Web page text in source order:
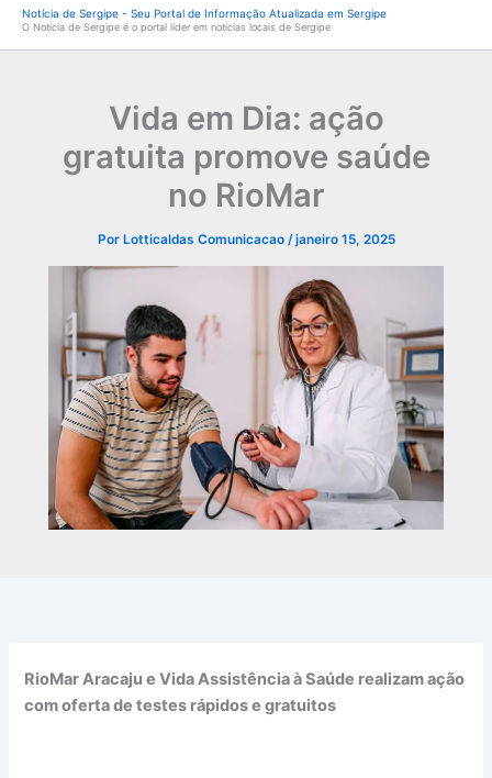
Notícia de Sergipe - Seu Portal de Informação Atualizada em Sergipe
O Notícia de Sergipe é o portal líder em notícias locais de Sergipe
Vida em Dia: ação
gratuita promove saúde
no RioMar
Por Lotticaldas Comunicacao /janeiro 15, 2025
RioMar Aracaju e Vida Assistência à Saúde realizam ação
com oferta de testes rápidos e gratuitos